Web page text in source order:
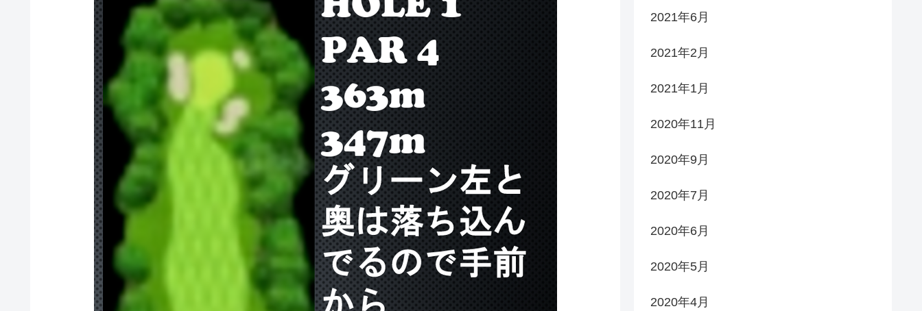
2021年6月
2021年2月
2021年1月
2020年11月
2020年9月
2020年7月
2020年6月
2020年5月
2020年4月